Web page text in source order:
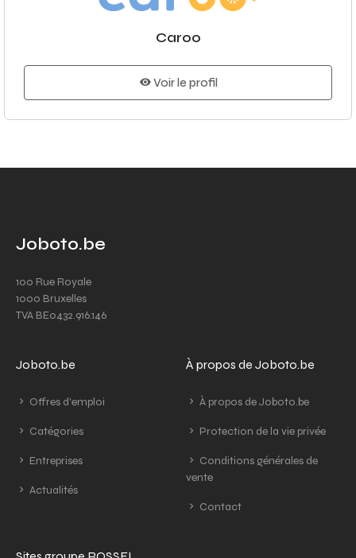
Caroo
Voir le profil
Joboto.be
100 Rue Royale
1000 Bruxelles
TVA BE0432.916.146
Joboto.be
Offres d'emploi
Catégories
Entreprises
Actualités
À propos de Joboto.be
À propos de Joboto.be
Protection de la vie privée
Conditions générales de
vente
Contact